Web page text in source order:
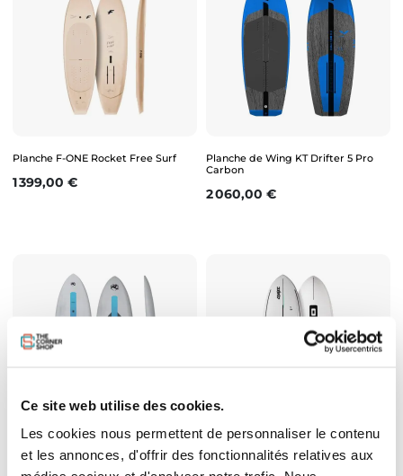
Ce site web utilise des cookies.
Les cookies nous permettent de personnaliser le contenu
et les annonces, d'offrir des fonctionnalités relatives aux
Planche F-ONE Rocket Free Surf
Prix
1 399,00 €
Planche de Wing KT Drifter 5 Pro
Carbon
Prix
2 060,00 €
Planche de Wing RSC Katana Planche de Wing Core Chase